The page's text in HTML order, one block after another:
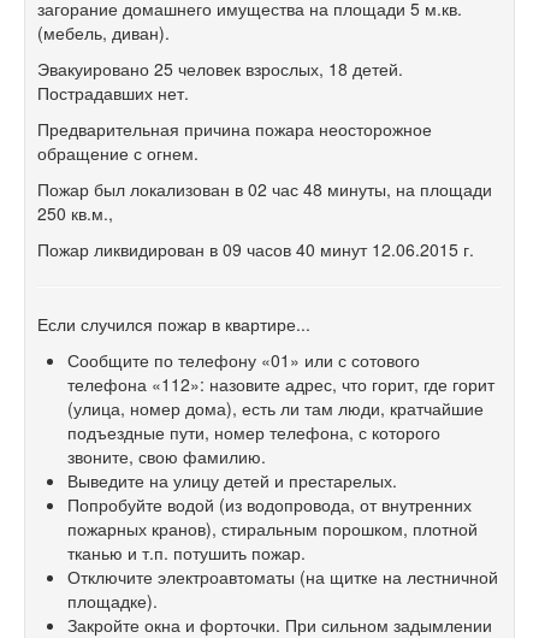
загорание домашнего имущества на площади 5 м.кв.
(мебель, диван).
Эвакуировано 25 человек взрослых, 18 детей.
Пострадавших нет.
Предварительная причина пожара неосторожное
обращение с огнем.
Пожар был локализован в 02 час 48 минуты, на площади
250 кв.м.,
Пожар ликвидирован в 09 часов 40 минут 12.06.2015 г.
Если случился пожар в квартире...
Сообщите по телефону «01» или с сотового
телефона «112»: назовите адрес, что горит, где горит
(улица, номер дома), есть ли там люди, кратчайшие
подъездные пути, номер телефона, с которого
звоните, свою фамилию.
Выведите на улицу детей и престарелых.
Попробуйте водой (из водопровода, от внутренних
пожарных кранов), стиральным порошком, плотной
тканью и т.п. потушить пожар.
Отключите электроавтоматы (на щитке на лестничной
площадке).
Закройте окна и форточки. При сильном задымлении